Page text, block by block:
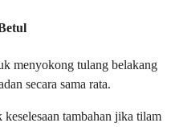
menyokong tulang belakang
secara sama rata.
tambahan jika tilam